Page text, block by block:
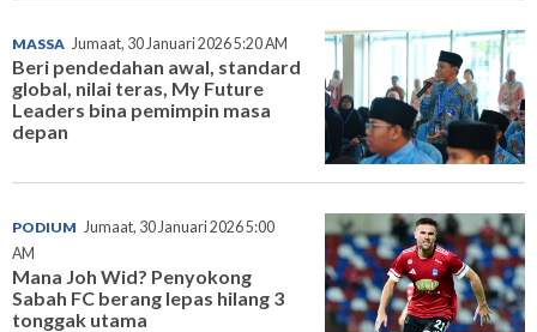
MASSA Jumaat, 30 Januari 2026 5:20 AM
Beri pendedahan awal, standard
global, nilai teras, My Future
Leaders bina pemimpin masa
depan
PODIUM Jumaat, 30 Januari 2026 5:00
AM
Mana Joh Wid? Penyokong
Sabah FC berang lepas hilang 3
tonggak utama